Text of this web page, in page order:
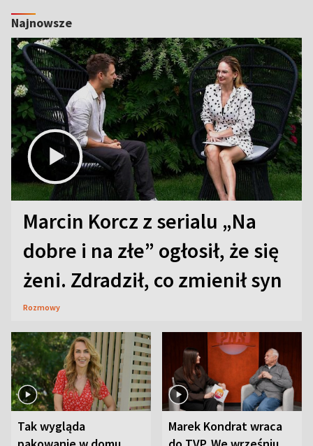
Najnowsze
Marcin Korcz z serialu „Na
dobre i na złe” ogłosił, że się
żeni. Zdradził, co zmienił syn
Rozmowy
Tak wygląda
Marek Kondrat wraca